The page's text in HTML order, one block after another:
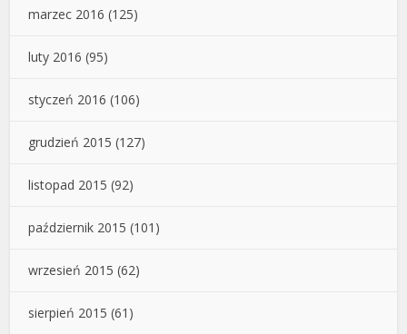
marzec 2016 (125)
luty 2016 (95)
styczeń 2016 (106)
grudzień 2015 (127)
listopad 2015 (92)
październik 2015 (101)
wrzesień 2015 (62)
sierpień 2015 (61)